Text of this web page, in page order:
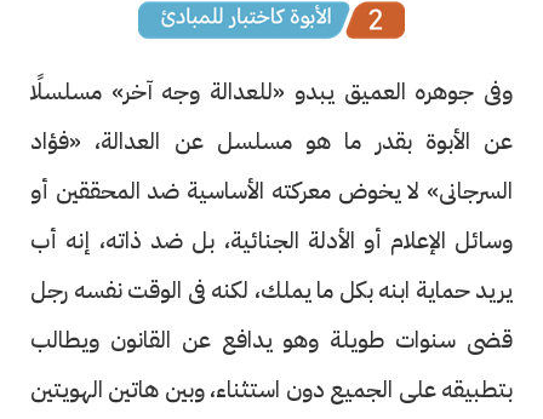
وفى جوهره العميق يبدو «للعدالة وجه آخر» مسلسلًا
عن الأبوة بقدر ما هو مسلسل عن العدالة، «فؤاد
السرجانى» لا يخوض معركته الأساسية ضد المحققين أو
وسائل الإعلام أو الأدلة الجنائية، بل ضد ذاته، إنه أب
يريد حماية ابنه بكل ما يملك، لكنه فى الوقت نفسه رجل
قضى سنوات طويلة وهو يدافع عن القانون ويطالب
بتطبيقه على الجميع دون استثناء، وبين هاتين الهويتين